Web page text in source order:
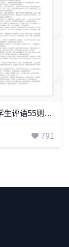
五年级学生评语55则学生评语word模板
791